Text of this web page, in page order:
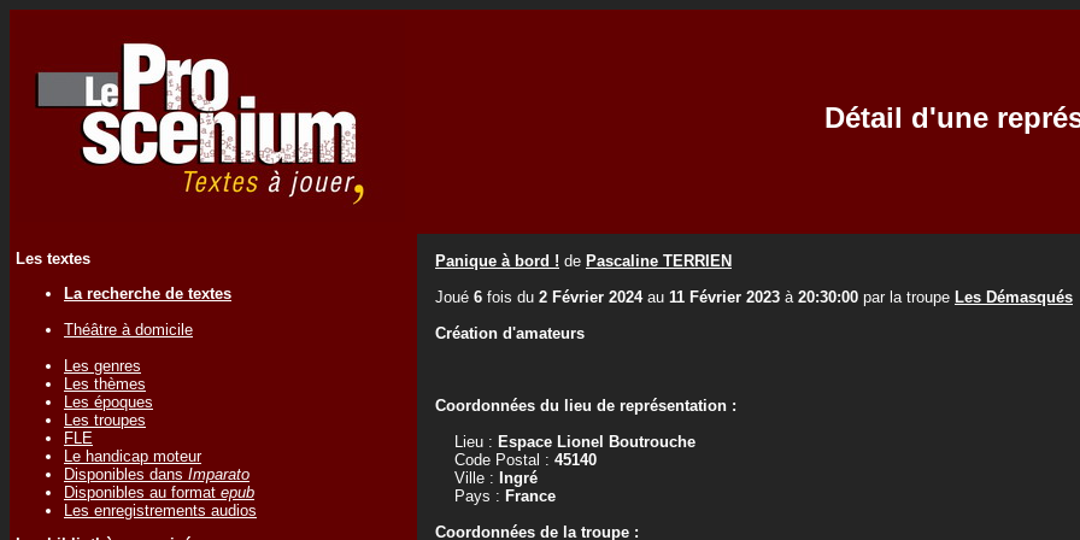
Détail d'une
Les textes
La recherche de textes
Théâtre à domicile
Les genres
Les thèmes
Les époques
Les troupes
FLE
Le handicap moteur
Disponibles dans Imparato
Disponibles au format epub
Les enregistrements audios
Panique à bord ! de Pascaline TERRIEN
Joué 6 fois du 2 Février 2024au 11 Février 2023 à 20:30:00 par la troupe Les Démasqués
Création d'amateurs
Coordonnées du lieu de représentation :
Lieu : Espace Lionel Boutrouche
Code Postal : 45140
Ville : Ingré
Pays : France
Coordonnées de la troupe :